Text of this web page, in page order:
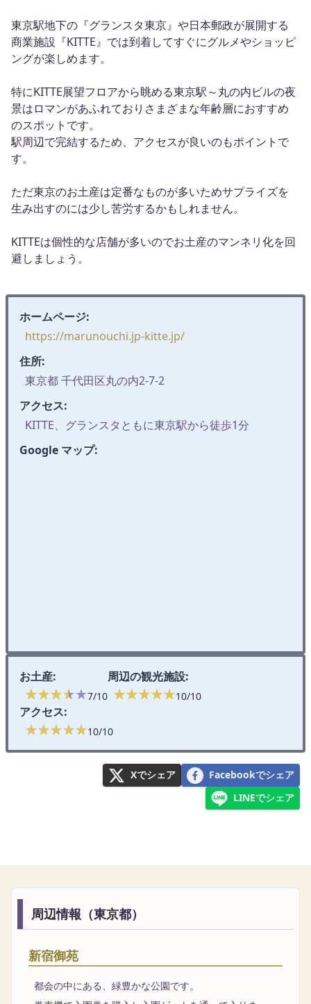
東京駅地下の『グランスタ東京』や日本郵政が展開する
商業施設『KITTE』では到着してすぐにグルメやショッピ
ングが楽しめます。
特にKITTE展望フロアから眺める東京駅～丸の内ビルの夜
景はロマンがあふれておりさまざまな年齢層におすすめ
のスポットです。
駅周辺で完結するため、アクセスが良いのもポイントで
す。
ただ東京のお土産は定番なものが多いためサプライズを
生み出すのには少し苦労するかもしれません。
KITTEは個性的な店舗が多いのでお土産のマンネリ化を回
避しましょう。
ホームページ:
https://marunouchi.jp-kitte.jp/
住所:
東京都 千代田区丸の内2-7-2
アクセス:
KITTE、グランスタともに東京駅から徒歩1分
Google マップ:
お土産:
★★★★★
★★★★★7/10
周辺の観光施設:
★★★★★
★★★★★10/10
アクセス:
★★★★★
★★★★★10/10
Xでシェア
Facebookでシェア
LINEでシェア
周辺情報（東京都）
新宿御苑
都会の中にある、緑豊かな公園です。